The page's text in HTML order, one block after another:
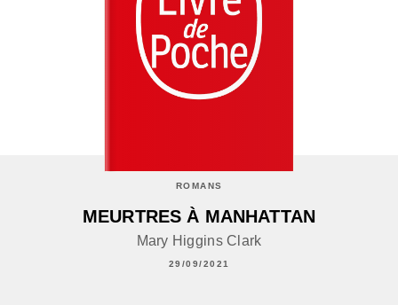
ROMANS
MEURTRES À MANHATTAN
Mary Higgins Clark
29/09/2021